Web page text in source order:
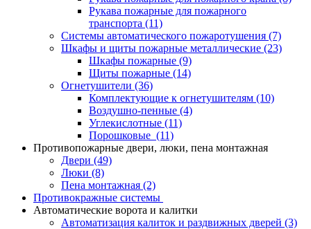
Рукава пожарные для пожарного
транспорта (11)
Системы автоматического пожаротушения (7)
Шкафы и щиты пожарные металлические (23)
Шкафы пожарные (9)
Щиты пожарные (14)
Огнетушители (36)
Комплектующие к огнетушителям (10)
Воздушно-пенные (4)
Углекислотные (11)
Порошковые (11)
Противопожарные двери, люки, пена монтажная
Двери (49)
Люки (8)
Пена монтажная (2)
Противокражные системы
Автоматические ворота и калитки
Автоматизация калиток и раздвижных дверей (3)